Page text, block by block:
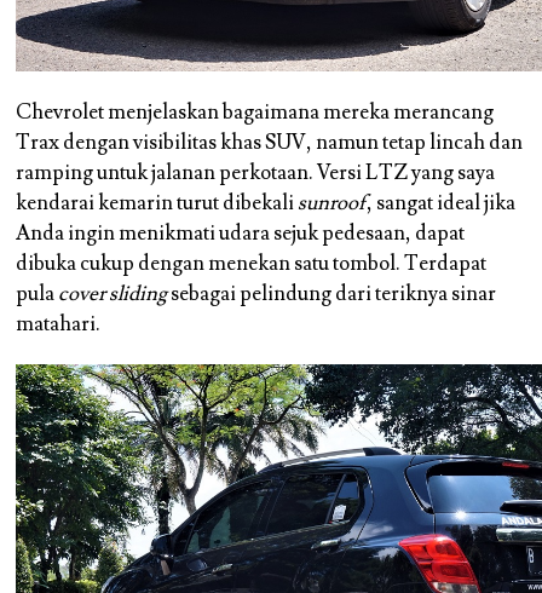
Chevrolet menjelaskan bagaimana mereka merancang
Trax dengan visibilitas khas SUV, namun tetap lincah dan
ramping untuk jalanan perkotaan. Versi LTZ yang saya
kendarai kemarin turut dibekalisunroof, sangat ideal jika
Anda ingin menikmati udara sejuk pedesaan, dapat
dibuka cukup dengan menekan satu tombol. Terdapat
pulacover slidingsebagai pelindung dari teriknya sinar
matahari.